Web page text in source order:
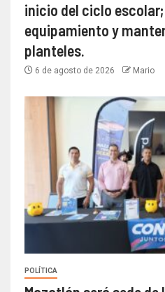
inicio del ciclo
equipamiento y
planteles.
6 de agosto de 2026 Mario
POLÍTICA